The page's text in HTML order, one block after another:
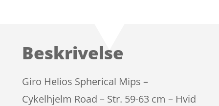
på
ømmels
er
Beskrivelse
Giro Helios Spherical Mips –
Cykelhjelm Road – Str. 59-63 cm – Hvid